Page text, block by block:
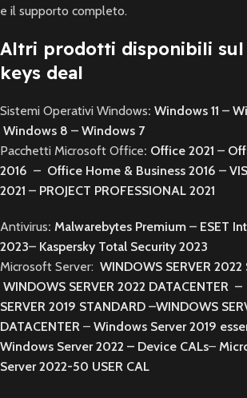
e il supporto completo.
Altri prodotti disponibili sul
keys deal
Sistemi Operativi Windows: Windows 11 –
Windows 8 – Windows 7
Pacchetti Microsoft Office: Office 2021 –
2016 – Office Home & Business 2016 –
2021 – PROJECT PROFESSIONAL 2021
Antivirus: Malwarebytes Premium – ESET
2023– Kaspersky Total Security 2023
Microsoft Server: WINDOWS SERVER 2022
WINDOWS SERVER 2022 DATACENTER –
SERVER 2019 STANDARD –WINDOWS
DATACENTER – Windows Server 2019
Windows Server 2022 – Device CALs–
Server 2022-50 USER CAL